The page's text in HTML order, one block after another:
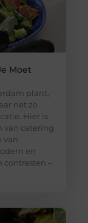
Moet
plant,
net zo
Hier is
van catering
van
en
contrasten –